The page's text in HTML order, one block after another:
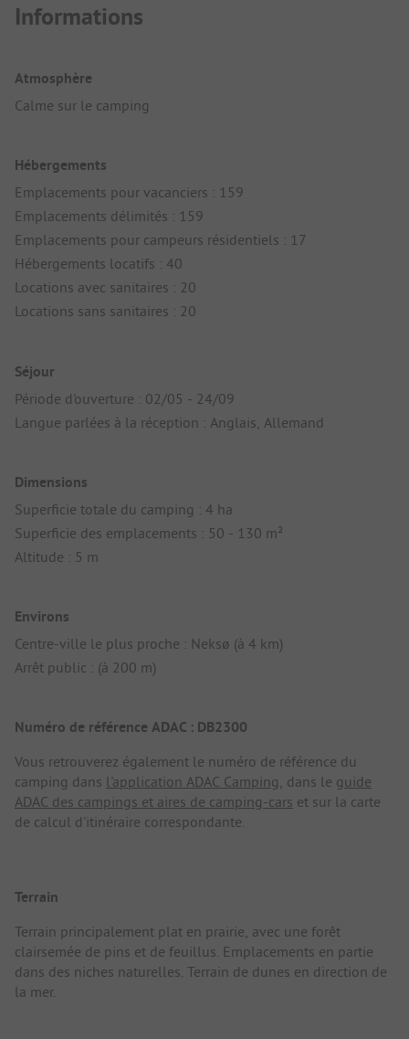
Informations
Atmosphère
Calme sur le camping
Hébergements
Emplacements pour vacanciers : 159
Emplacements délimités : 159
Emplacements pour campeurs résidentiels : 17
Hébergements locatifs : 40
Locations avec sanitaires : 20
Locations sans sanitaires : 20
Séjour
Période d'ouverture : 02/05 - 24/09
Langue parlées à la réception : Anglais, Allemand
Dimensions
Superficie totale du camping : 4 ha
Superficie des emplacements : 50 - 130 m²
Altitude : 5 m
Environs
Centre-ville le plus proche : Neksø (à 4 km)
Arrêt public : (à 200 m)
Numéro de référence ADAC : DB2300
Vous retrouverez également le numéro de référence du
camping dans l'application ADAC Camping, dans le guide
ADAC des campings et aires de camping-cars et sur la carte
de calcul d'itinéraire correspondante.
Terrain
Terrain principalement plat en prairie, avec une forêt
clairsemée de pins et de feuillus. Emplacements en partie
dans des niches naturelles. Terrain de dunes en direction de
la mer.